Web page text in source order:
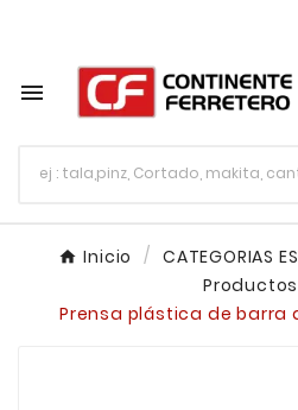

Inicio CATEGORIAS
Productos
Prensa plástica de barra